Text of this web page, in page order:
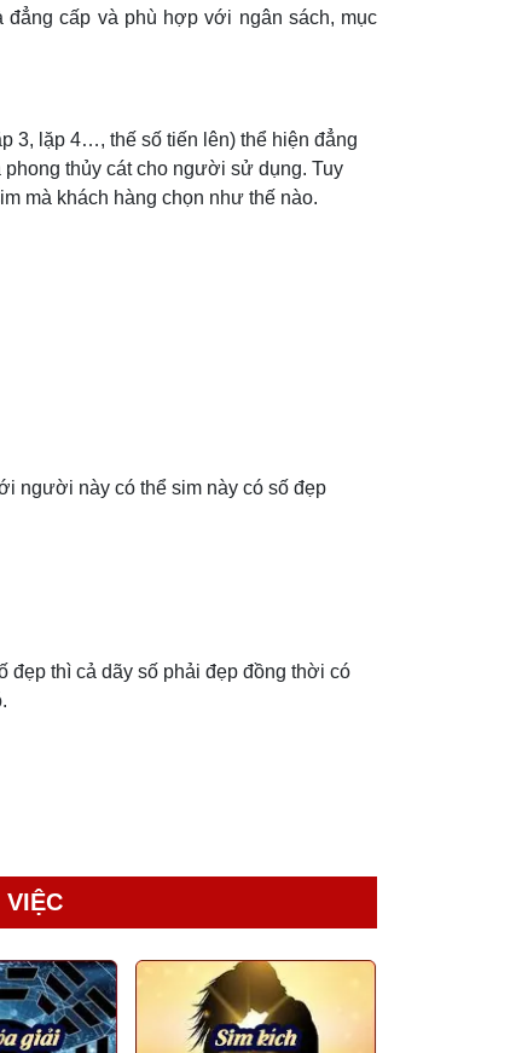
cấp và phù hợp với ngân sách, mục
3, lặp 4…, thế số tiến lên) thể hiện đẳng
thủy cát cho người sử dụng. Tuy
mà khách hàng chọn như thế nào.
người này có thể sim này có số đẹp
đẹp thì cả dãy số phải đẹp đồng thời có
VIỆC